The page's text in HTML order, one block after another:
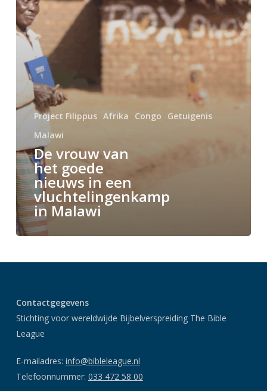
in
Malawi
Project Filippus Afrika Congo
Getuigenis
Malawi
De vrouw van
het goede
nieuws in een
vluchtelingenkamp
in Malawi
Contactgegevens
Stichting voor wereldwijde Bijbelverspreiding The Bible
League
E-mailadres: info@bibleleague.nl
Telefoonnummer: 033 472 58 00